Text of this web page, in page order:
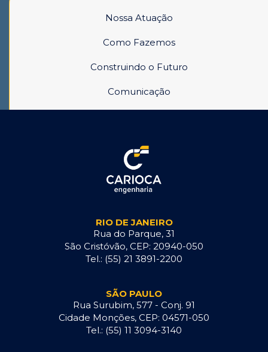
Nossa Atuação
Como Fazemos
Construindo o Futuro
Comunicação
RIO DE JANEIRO
Rua do Parque, 31
São Cristóvão, CEP: 20940-050
Tel.: (55) 21 3891-2200
SÃO PAULO
Rua Surubim, 577 - Conj. 91
Cidade Monções, CEP: 04571-050
Tel.: (55) 11 3094-3140